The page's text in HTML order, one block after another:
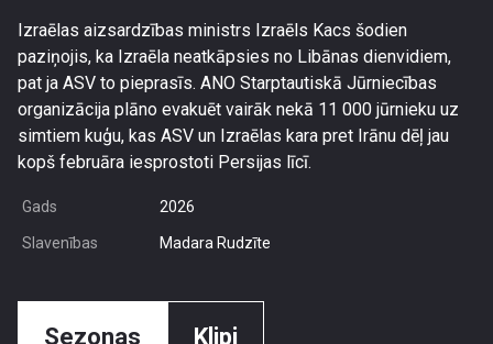
Izraēlas aizsardzības ministrs Izraēls Kacs šodien
paziņojis, ka Izraēla neatkāpsies no Libānas dienvidiem,
pat ja ASV to pieprasīs. ANO Starptautiskā Jūrniecības
organizācija plāno evakuēt vairāk nekā 11 000 jūrnieku uz
simtiem kuģu, kas ASV un Izraēlas kara pret Irānu dēļ jau
kopš februāra iesprostoti Persijas līcī.
Gads 2026
Slavenības Madara Rudzīte
Sezonas Klipi